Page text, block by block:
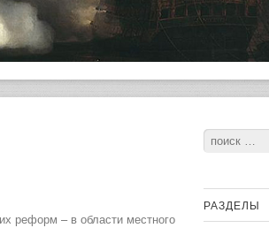
реформ – в области местного
Поиск
РАЗДЕЛЫ